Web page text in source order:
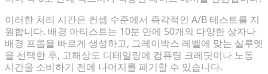
이러한 처리 시간은 컨셉 수준에서 즉각적인 A/B 테스트를 지
원합니다. 배경 아티스트는 10분 만에 50개의 다양한 상자나
배경 프롭을 빠르게 생성하고, 그레이박스 레벨에 맞는 실루엣
을 선택한 후, 고해상도 디테일링에 컴퓨팅 크레딧이나 노동
시간을 소비하기 전에 나머지를 폐기할 수 있습니다.